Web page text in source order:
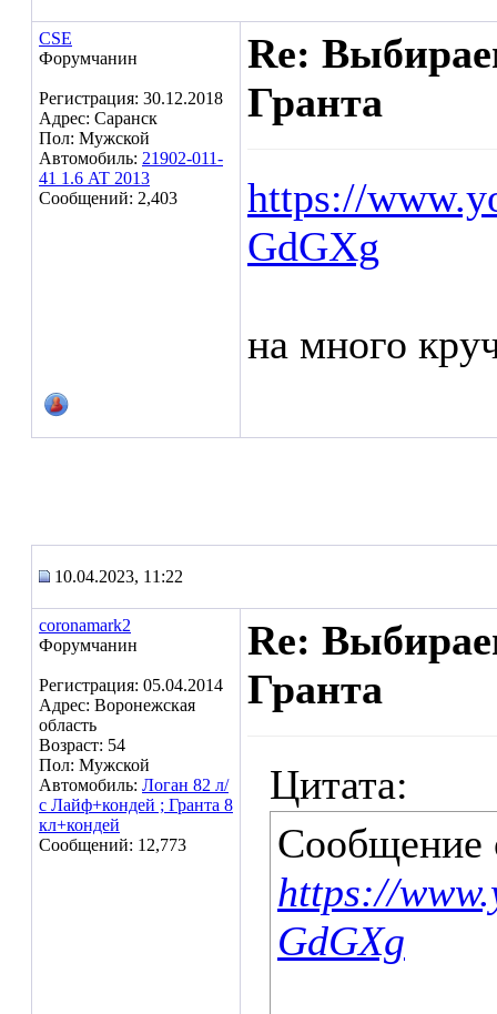
CSE
Форумчанин
Регистрация: 30.12.2018
Адрес: Саранск
Пол: Мужской
Автомобиль: 21902-011-
41 1.6 AT 2013
Сообщений: 2,403
Re:
Гранта
https://
GdGXg
на много
10.04.2023, 11:22
coronamark2
Форумчанин
Регистрация: 05.04.2014
Адрес: Воронежская
область
Возраст: 54
Пол: Мужской
Автомобиль: Логан 82 л/
с Лайф+кондей ; Гранта 8
кл+кондей
Сообщений: 12,773
Re:
Гранта
Цитата:
Сообщение
https://
GdGXg